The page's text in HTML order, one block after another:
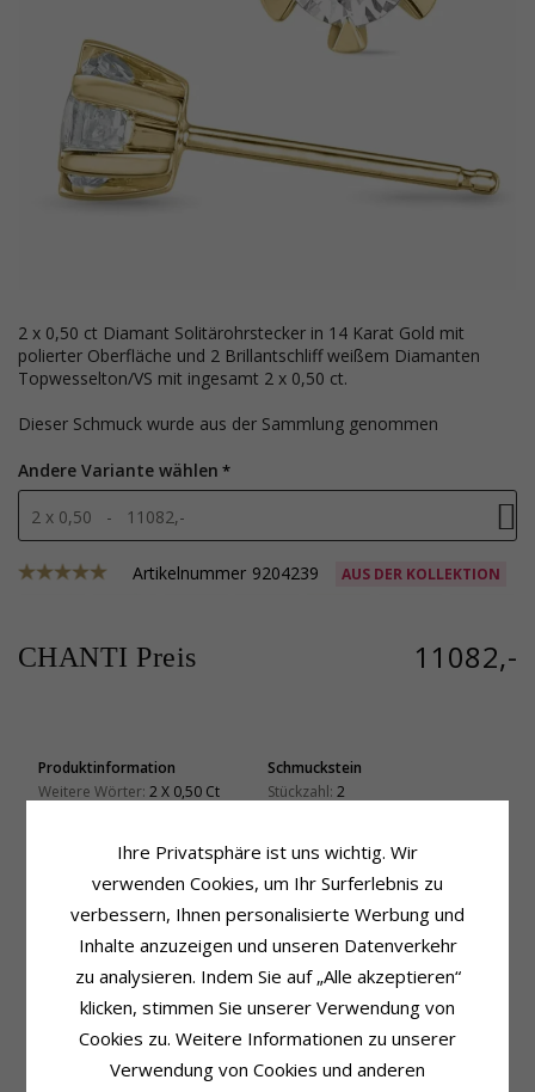
2 x 0,50 ct Diamant Solitärohrstecker in 14 Karat Gold mit
polierter Oberfläche und 2 Brillantschliff weißem Diamanten
Topwesselton/VS mit ingesamt 2 x 0,50 ct.
Dieser Schmuck wurde aus der Sammlung genommen
Andere Variante wählen
2 x 0,50 - 11082,-
Artikelnummer 9204239 AUS DER KOLLEKTION
CHANTI Preis 11082,-
Produktinformation
Weitere Wörter: 2 X 0,50 Ct
14 Karat Gold
Oberfläche:Polierter
Schmuckstein
Stückzahl: 2
Schmuckstein: Diamant
Diamantfarbe:Topwesselton
Diamantreinheit:VS
Größe
4,7 mm
Lieferzeit
VERWANDTE PRODUKTE
Ihre Privatsphäre ist uns wichtig. Wir
verwenden Cookies, um Ihr Surferlebnis zu
verbessern, Ihnen personalisierte Werbung und
Inhalte anzuzeigen und unseren Datenverkehr
zu analysieren. Indem Sie auf „Alle akzeptieren“
klicken, stimmen Sie unserer Verwendung von
Cookies zu. Weitere Informationen zu unserer
Verwendung von Cookies und anderen